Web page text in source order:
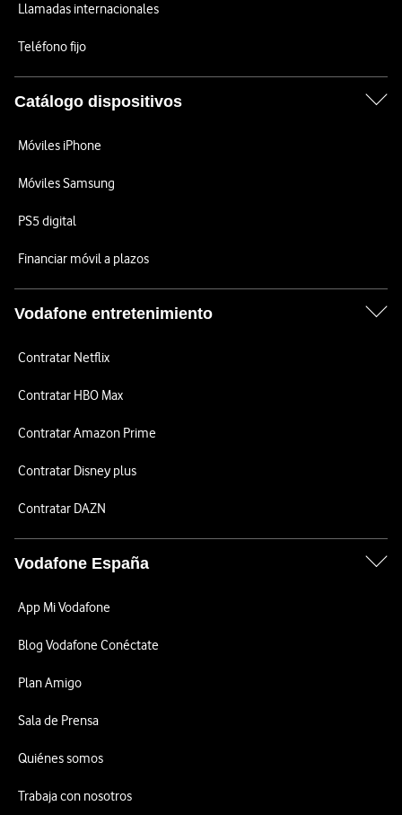
Llamadas internacionales
Teléfono fijo
Catálogo dispositivos
Móviles iPhone
Móviles Samsung
PS5 digital
Financiar móvil a plazos
Vodafone entretenimiento
Contratar Netflix
Contratar HBO Max
Contratar Amazon Prime
Contratar Disney plus
Contratar DAZN
Vodafone España
App Mi Vodafone
Blog Vodafone Conéctate
Plan Amigo
Sala de Prensa
Quiénes somos
Trabaja con nosotros